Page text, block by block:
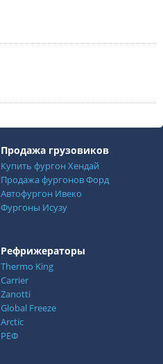
Продажа грузовиков
Купить фургон Хендай
Продажа фургонов Форд
Автофургон Ивеко
Фургоны Исузу
Рефрижераторы
Thermo King
Carrier
Zanotti
Global Freeze
Arctic
РЕФ